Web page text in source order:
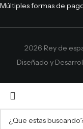
Múltiples formas de
2026 Rey de
Diseñado y